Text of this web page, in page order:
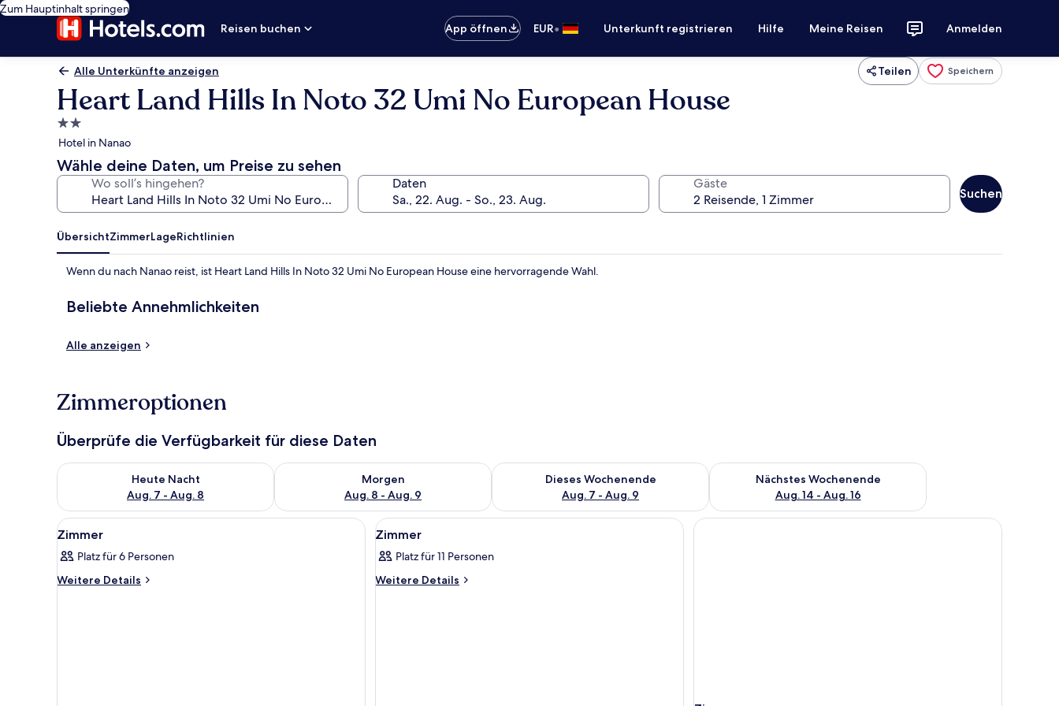
Zum Hauptinhalt springen
Reisen buchen
App öffnen EUR• Unterkunft registrieren Hilfe Meine Reisen Anmelden
Alle Unterkünfte anzeigen Teilen Speichern
Heart Land Hills In Noto 32 Umi No European House
2.0-
Sterne-
Unterkunft
Hotel in Nanao
Wähle deine Daten, um Preise zu sehen
Wo soll’s hingehen? Daten Gäste
Suchen
ÜbersichtZimmerLageRichtlinien
Wenn du nach Nanao reist, ist Heart Land Hills In Noto 32 Umi No European House eine hervorragende Wahl.
Beliebte Annehmlichkeiten
Alle anzeigen
Zimmeroptionen
Überprüfe die Verfügbarkeit für diese Daten
Heute Nacht
Aug. 7 - Aug. 8
Überprüfe die Verfügbarkeit für heute Nacht, Aug. 7 - Aug. 8.
Morgen
Aug. 8 - Aug. 9
Überprüfe die Verfügbarkeit für morgen, Aug. 8 - Aug. 9.
Dieses Wochenende
Aug. 7 - Aug. 9
Überprüfe die Verfügbarkeit für dieses Wochenende, Aug. 7 - Aug. 9.
Nächstes Wochenende
Aug. 14 - Aug. 16
Überprüfe die Verfügbarkeit für nächstes Wochenende, Aug.
Alle
Fotos
für
Zimmer
1
Zimmer
Platz für 6 Personen
Weitere Details
Weitere
Alle
Fotos
für
Zimmer
1
Zimmer
Platz für 11 Personen
Weitere Details
Weitere